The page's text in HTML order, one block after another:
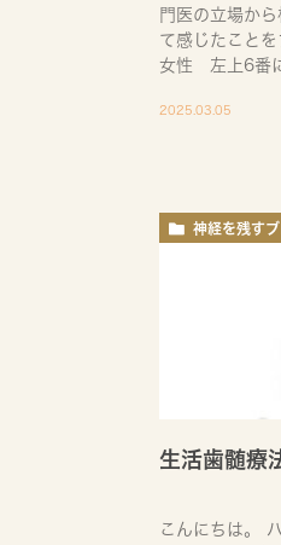
門医の立場か
て感じたこと
女性 左上6番
2025.03.05
神経を残すブ
生活歯髄療
こんにちは。